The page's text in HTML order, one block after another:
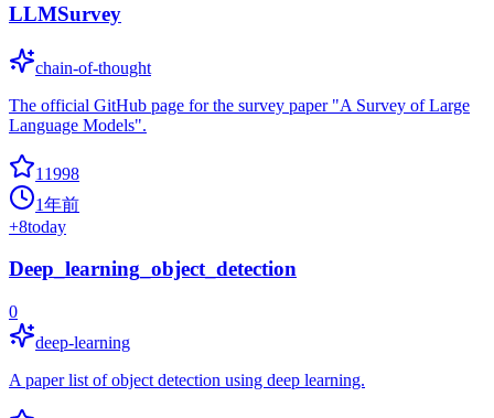
LLMSurvey
chain-of-thought
The official GitHub page for the survey paper "A Survey of Large
Language Models".
11998
1年前
+8today
Deep_learning_object_detection
0
deep-learning
A paper list of object detection using deep learning.